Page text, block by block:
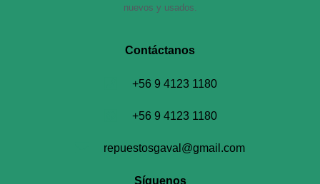
nuevos y usados.
Contáctanos​
+56 9 4123 1180
+56 9 4123 1180
repuestosgaval@gmail.com
Síguenos